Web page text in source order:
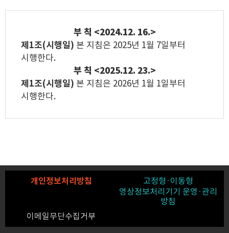
부 칙 <2024.12. 16.>
제1조(시행일) 본 지침은 2025년 1월 7일부터
시행한다.
부 칙 <2025.12. 23.>
제1조(시행일) 본 지침은 2026년 1월 1일부터
시행한다.
개인정보처리방침 고정형·이동형
영상정보처리기기 운영·관리
방침
이메일무단수집거부